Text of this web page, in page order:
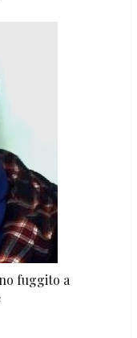
fuggito a